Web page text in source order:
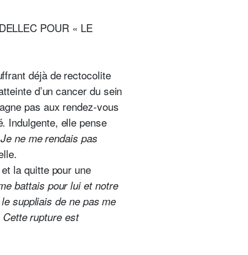
POUR « L​E
déjà de rectocolite
d’un cancer du sein
pas aux rendez-vous
Indulgente, elle pense
ne me rendais pas
la quitte pour une
battais pour lui et notre
suppliais de ne pas me
Cette rupture est